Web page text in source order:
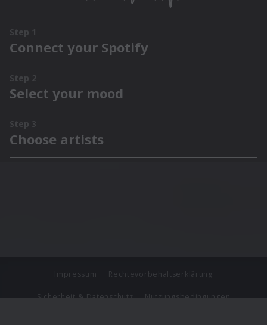
Impressum Rechtevorbehaltserklärung
Sicherheit & Datenschutz Nutzungsbedingungen